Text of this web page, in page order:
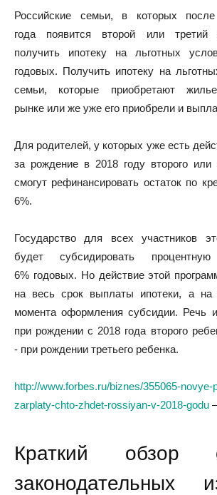
Российские семьи, в которых
года появится второй или третий
получить ипотеку на льготных
годовых. Получить ипотеку на
семьи, которые приобретают
рынке или же уже его приобрели и
Для родителей, у которых уже есть
за рождение в 2018 году второго или
смогут рефинансировать остаток по
6%.
Государство для всех участников
будет субсидировать
6% годовых. Но действие этой
на весь срок выплаты ипотеки, а на
момента оформления субсидии. Речь
при рождении с 2018 года второго
- при рождении третьего ребенка.
http://www.forbes.ru/biznes/355065-novye-
zarplaty-chto-zhdet-rossiyan-v-2018-godu
Краткий обзор
законодательных